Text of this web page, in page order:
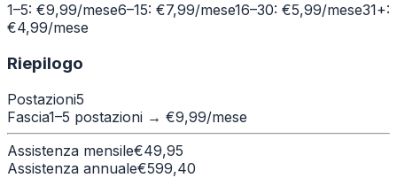
1–5: €9,99/mese6–15: €7,99/mese16–30: €5,99/mese31+:
€4,99/mese
Riepilogo
Postazioni5
Fascia1–5 postazioni → €9,99/mese
Assistenza mensile€49,95
Assistenza annuale€599,40